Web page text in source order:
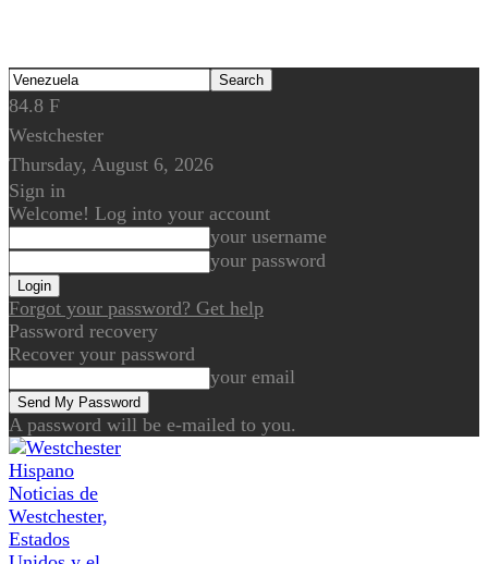
84.8 F
Westchester
Thursday, August 6, 2026
Sign in
Welcome! Log into your account
your username
your password
Forgot your password? Get help
Password recovery
Recover your password
your email
A password will be e-mailed to you.
Noticias de
Westchester,
Estados